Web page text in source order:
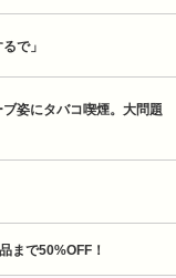
で」
姿にタバコ喫煙。大問題
まで50%OFF！